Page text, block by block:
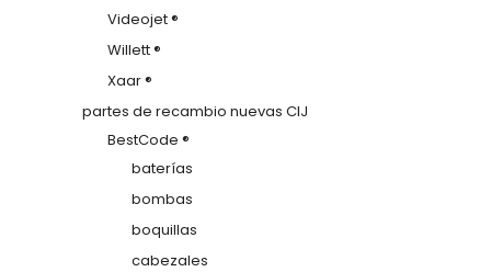
Videojet ®
Willett ®
Xaar ®
partes de recambio nuevas CIJ
BestCode ®
baterías
bombas
boquillas
cabezales